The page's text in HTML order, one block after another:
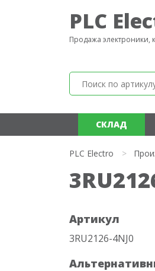
PLC
Продажа электроники,
СКЛАД
PLC Electro >
Артикул
3RU2126-4NJ0